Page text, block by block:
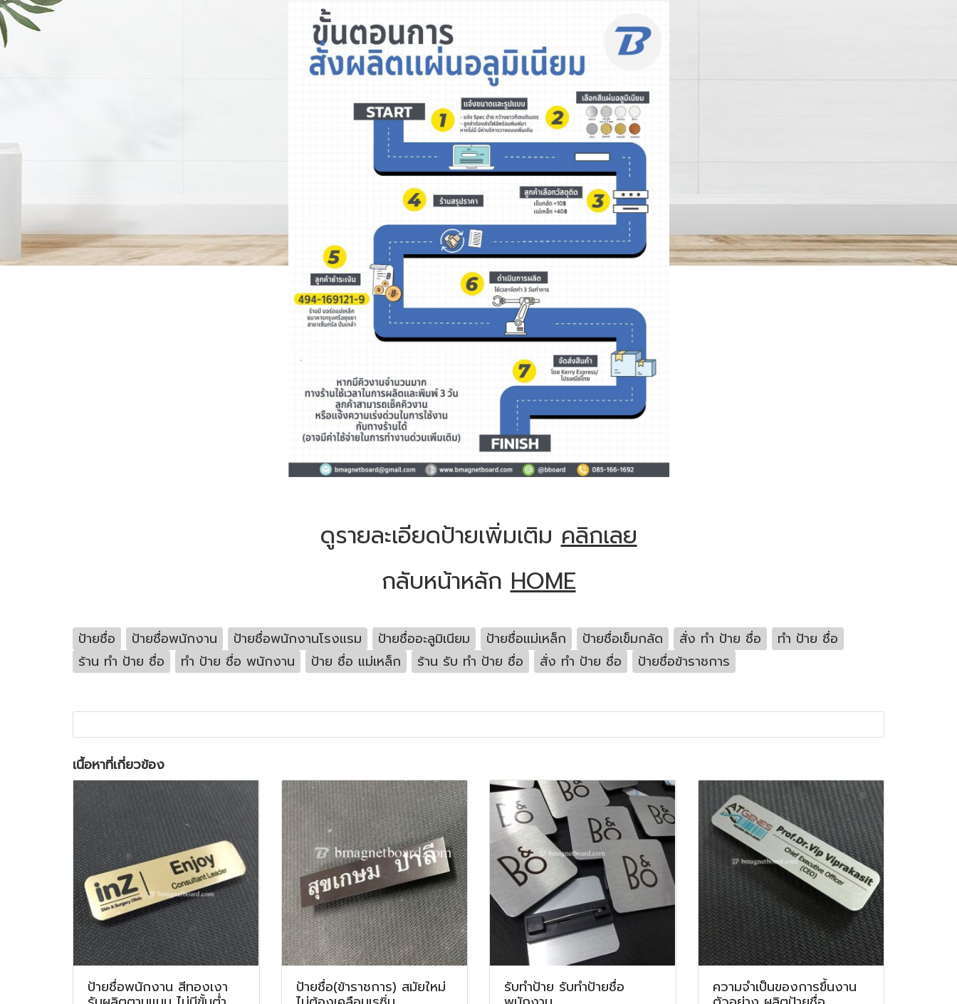
ดูรายละเอียดป้ายเพิ่มเติมคลิกเลย
กลับหน้าหลักHOME
ป้ายชื่อ ป้ายชื่อพนักงาน ป้ายชื่อพนักงานโรงแรม ป้ายชื่ออะลูมิเนียม ป้ายชื่อแม่เหล็ก ป้ายชื่อเข็มกลัด สั่ง ทำ ป้าย ชื่อ
ทํา ป้าย ชื่อ
ร้าน ทํา ป้าย ชื่อ
ทํา ป้าย ชื่อ พนักงาน ป้าย ชื่อ แม่เหล็ก ร้าน รับ ทํา ป้าย ชื่อ สั่ง ทํา ป้าย ชื่อ ป้ายชื่อข้าราชการ
เนื้อหาที่เกี่ยวข้อง
ป้ายชื่อพนักงาน สีทองเงา ป้ายชื่อ(ข้าราชการ) สมัยใหม่ รับทำป้าย รับทำป้ายชื่อ ความจำเป็นของการขึ้นงาน